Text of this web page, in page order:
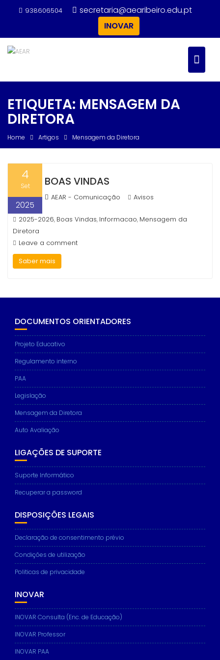
938606504
secretaria@aearibeiro.edu.pt
INOVAR
ETIQUETA: MENSAGEM DA
DIRETORA
Home Artigos Mensagem da Diretora
4
Set
2025
BOAS VINDAS
AEAR - Comunicação Avisos
2025-2026, Boas Vindas, Informacao, Mensagem da
Diretora
Leave a comment
Saber mais
DOCUMENTOS ORIENTADORES
Projeto Educativo
Regulamento interno
PAA
Legislação
Mensagem da Diretora
Auto Avaliação
LIGAÇÕES DE SUPORTE
Suporte Informático
Recuperar a password
DISPOSIÇÕES LEGAIS
Declaração de consentimento prévio
Condições de utilização
Politicas de privacidade
INOVAR
INOVAR Consulta (Enc. de Educação)
INOVAR Professor
INOVAR PAA